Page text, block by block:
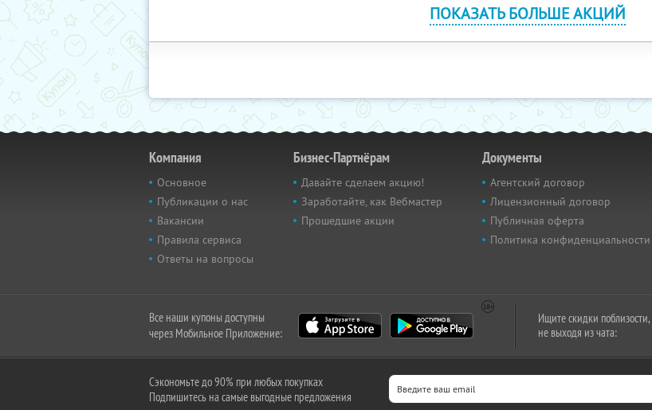
ПОКАЗАТЬ БОЛЬШЕ АКЦИЙ
Компания
Основное
Публикации о нас
Вакансии
Правила сервиса
Ответы на вопросы
Бизнес-Партнёрам
Давайте сделаем акцию!
Заработайте, как Вебмастер
Прошедшие акции
Документы
Агентский договор
Лицензионный договор
Публичная оферта
Политика конфиденциальности
Все наши купоны доступны
через Мобильное Приложение:
Ищите скидки поблизости,
не выходя из чата:
Сэкономьте до 90% при любых покупках
Подпишитесь на самые выгодные предложения